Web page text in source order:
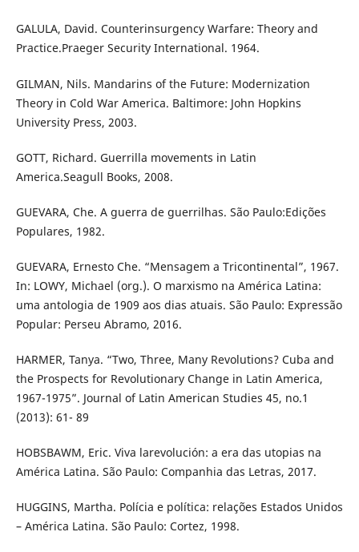
GALULA, David. Counterinsurgency Warfare: Theory and
Practice.Praeger Security International. 1964.
GILMAN, Nils. Mandarins of the Future: Modernization
Theory in Cold War America. Baltimore: John Hopkins
University Press, 2003.
GOTT, Richard. Guerrilla movements in Latin
America.Seagull Books, 2008.
GUEVARA, Che. A guerra de guerrilhas. São Paulo:Edições
Populares, 1982.
GUEVARA, Ernesto Che. “Mensagem a Tricontinental”, 1967.
In: LOWY, Michael (org.). O marxismo na América Latina:
uma antologia de 1909 aos dias atuais. São Paulo: Expressão
Popular: Perseu Abramo, 2016.
HARMER, Tanya. “Two, Three, Many Revolutions? Cuba and
the Prospects for Revolutionary Change in Latin America,
1967-1975”. Journal of Latin American Studies 45, no.1
(2013): 61- 89
HOBSBAWM, Eric. Viva larevolución: a era das utopias na
América Latina. São Paulo: Companhia das Letras, 2017.
HUGGINS, Martha. Polícia e política: relações Estados Unidos
– América Latina. São Paulo: Cortez, 1998.